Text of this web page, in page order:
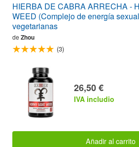
HIERBA DE CABRA ARRECHA -
WEED (Complejo de energía
vegetarianas
de Zhou
(3)
26,50 €
IVA includio
Añadir al carrito